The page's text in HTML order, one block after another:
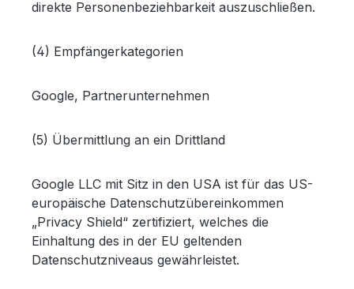
direkte Personenbeziehbarkeit auszuschließen.
(4) Empfängerkategorien
Google, Partnerunternehmen
(5) Übermittlung an ein Drittland
Google LLC mit Sitz in den USA ist für das US-
europäische Datenschutzübereinkommen
„Privacy Shield“ zertifiziert, welches die
Einhaltung des in der EU geltenden
Datenschutzniveaus gewährleistet.